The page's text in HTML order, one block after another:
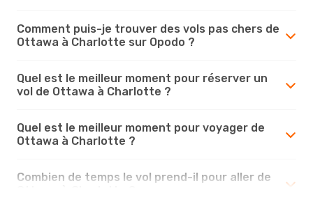
Comment puis-je trouver des vols pas chers de
Ottawa à Charlotte sur Opodo ?
Quel est le meilleur moment pour réserver un
vol de Ottawa à Charlotte ?
Quel est le meilleur moment pour voyager de
Ottawa à Charlotte ?
Combien de temps le vol prend-il pour aller de